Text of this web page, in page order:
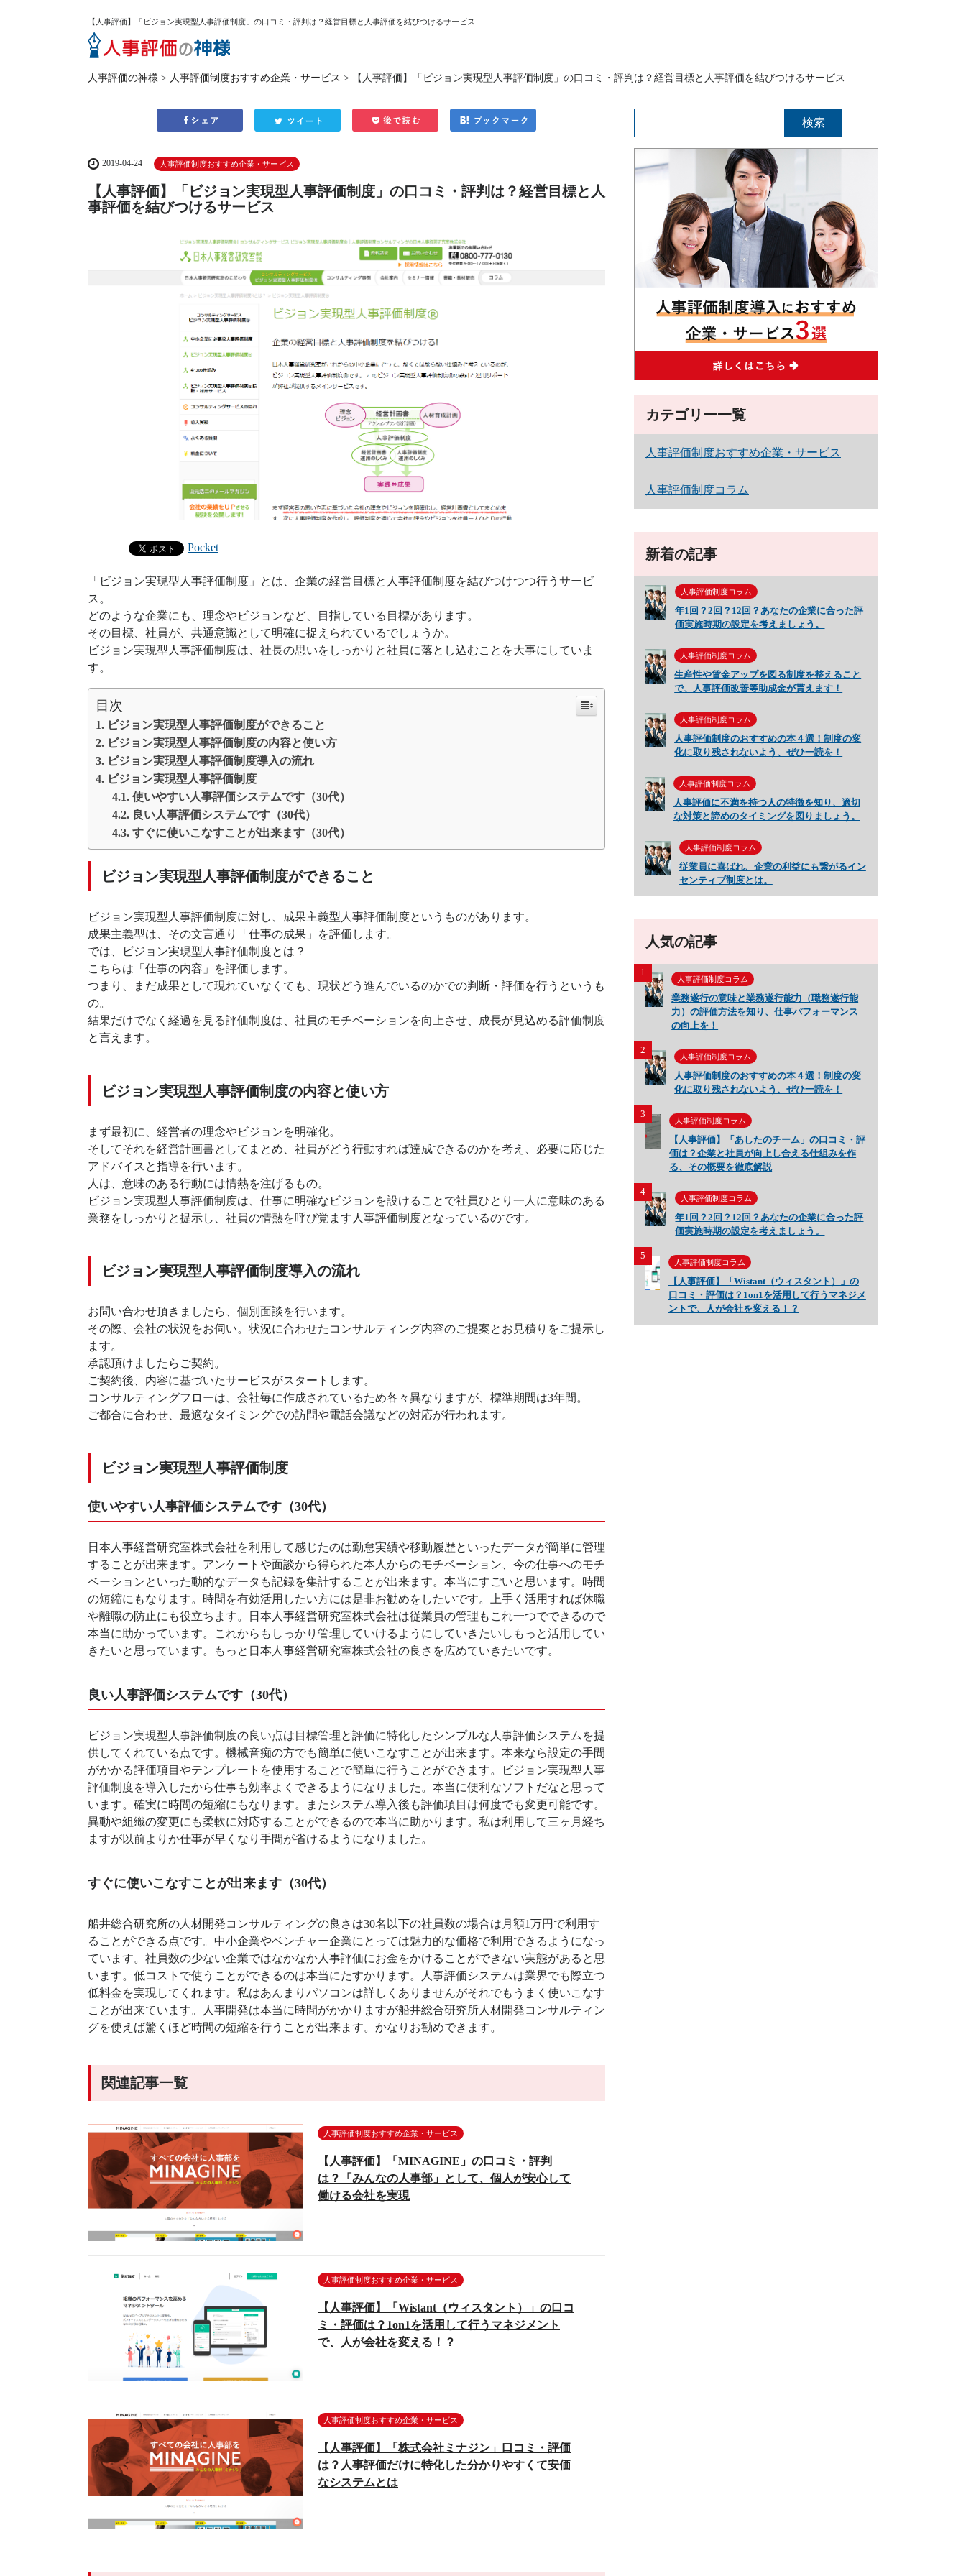
【人事評価】「ビジョン実現型人事評価制度」の口コミ・評判は？経営目標と人事評価を結びつけるサービス
人事評価の神様 > 人事評価制度おすすめ企業・サービス > 【人事評価】「ビジョン実現型人事評価制度」の口コミ・評判は？経営目標と人事評価を結びつけるサービス
2019-04-24 人事評価制度おすすめ企業・サービス
【人事評価】「ビジョン実現型人事評価制度」の口コミ・評判は？経営目標と人
事評価を結びつけるサービス
Pocket
「ビジョン実現型人事評価制度」とは、企業の経営目標と人事評価制度を結びつけつつ行うサービ
ス。
どのような企業にも、理念やビジョンなど、目指している目標があります。
その目標、社員が、共通意識として明確に捉えられているでしょうか。
ビジョン実現型人事評価制度は、社長の思いをしっかりと社員に落とし込むことを大事にしていま
す。
目次
ビジョン実現型人事評価制度ができること
ビジョン実現型人事評価制度の内容と使い方
ビジョン実現型人事評価制度導入の流れ
ビジョン実現型人事評価制度
使いやすい人事評価システムです（30代）
良い人事評価システムです（30代）
すぐに使いこなすことが出来ます（30代）
ビジョン実現型人事評価制度ができること
ビジョン実現型人事評価制度に対し、成果主義型人事評価制度というものがあります。
成果主義型は、その文言通り「仕事の成果」を評価します。
では、ビジョン実現型人事評価制度とは？
こちらは「仕事の内容」を評価します。
つまり、まだ成果として現れていなくても、現状どう進んでいるのかでの判断・評価を行うというも
の。
結果だけでなく経過を見る評価制度は、社員のモチベーションを向上させ、成長が見込める評価制度
と言えます。
ビジョン実現型人事評価制度の内容と使い方
まず最初に、経営者の理念やビジョンを明確化。
そしてそれを経営計画書としてまとめ、社員がどう行動すれば達成できるのかを考え、必要に応じた
アドバイスと指導を行います。
人は、意味のある行動には情熱を注げるもの。
ビジョン実現型人事評価制度は、仕事に明確なビジョンを設けることで社員ひとり一人に意味のある
業務をしっかりと提示し、社員の情熱を呼び覚ます人事評価制度となっているのです。
ビジョン実現型人事評価制度導入の流れ
お問い合わせ頂きましたら、個別面談を行います。
その際、会社の状況をお伺い。状況に合わせたコンサルティング内容のご提案とお見積りをご提示し
ます。
承認頂けましたらご契約。
ご契約後、内容に基づいたサービスがスタートします。
コンサルティングフローは、会社毎に作成されているため各々異なりますが、標準期間は3年間。
ご都合に合わせ、最適なタイミングでの訪問や電話会議などの対応が行われます。
ビジョン実現型人事評価制度
使いやすい人事評価システムです（30代）
日本人事経営研究室株式会社を利用して感じたのは勤怠実績や移動履歴といったデータが簡単に管理
することが出来ます。アンケートや面談から得られた本人からのモチベーション、今の仕事へのモチ
ベーションといった動的なデータも記録を集計することが出来ます。本当にすごいと思います。時間
の短縮にもなります。時間を有効活用したい方には是非お勧めをしたいです。上手く活用すれば休職
や離職の防止にも役立ちます。日本人事経営研究室株式会社は従業員の管理もこれ一つでできるので
本当に助かっています。これからもしっかり管理していけるようにしていきたいしもっと活用してい
きたいと思っています。もっと日本人事経営研究室株式会社の良さを広めていきたいです。
良い人事評価システムです（30代）
ビジョン実現型人事評価制度の良い点は目標管理と評価に特化したシンプルな人事評価システムを提
供してくれている点です。機械音痴の方でも簡単に使いこなすことが出来ます。本来なら設定の手間
がかかる評価項目やテンプレートを使用することで簡単に行うことができます。ビジョン実現型人事
評価制度を導入したから仕事も効率よくできるようになりました。本当に便利なソフトだなと思って
います。確実に時間の短縮にもなります。またシステム導入後も評価項目は何度でも変更可能です。
異動や組織の変更にも柔軟に対応することができるので本当に助かります。私は利用して三ヶ月経ち
ますが以前よりか仕事が早くなり手間が省けるようになりました。
すぐに使いこなすことが出来ます（30代）
船井総合研究所の人材開発コンサルティングの良さは30名以下の社員数の場合は月額1万円で利用す
ることができる点です。中小企業やベンチャー企業にとっては魅力的な価格で利用できるようになっ
ています。社員数の少ない企業ではなかなか人事評価にお金をかけることができない実態があると思
います。低コストで使うことができるのは本当にたすかります。人事評価システムは業界でも際立つ
低料金を実現してくれます。私はあんまりパソコンは詳しくありませんがそれでもうまく使いこなす
ことが出来ています。人事開発は本当に時間がかかりますが船井総合研究所人材開発コンサルティン
グを使えば驚くほど時間の短縮を行うことが出来ます。かなりお勧めできます。
関連記事一覧
人事評価制度おすすめ企業・サービス
【人事評価】「MINAGINE」の口コミ・評判
は？「みんなの人事部」として、個人が安心して
働ける会社を実現
人事評価制度おすすめ企業・サービス
【人事評価】「Wistant（ウィスタント）」の口コ
ミ・評価は？1on1を活用して行うマネジメント
で、人が会社を変える！？
人事評価制度おすすめ企業・サービス
【人事評価】「株式会社ミナジン」口コミ・評価
は？人事評価だけに特化した分かりやすくて安価
なシステムとは
カテゴリー一覧
人事評価制度おすすめ企業・サービス
人事評価制度コラム
新着の記事
人事評価制度コラム
年1回？2回？12回？あなたの企業に合った評
価実施時期の設定を考えましょう。
人事評価制度コラム
生産性や賃金アップを図る制度を整えること
で、人事評価改善等助成金が貰えます！
人事評価制度コラム
人事評価制度のおすすめの本４選！制度の変
化に取り残されないよう、ぜひ一読を！
人事評価制度コラム
人事評価に不満を持つ人の特徴を知り、適切
な対策と諦めのタイミングを図りましょう。
人事評価制度コラム
従業員に喜ばれ、企業の利益にも繋がるイン
センティブ制度とは。
人気の記事
1
人事評価制度コラム
業務遂行の意味と業務遂行能力（職務遂行能
力）の評価方法を知り、仕事パフォーマンス
の向上を！
2
人事評価制度コラム
人事評価制度のおすすめの本４選！制度の変
化に取り残されないよう、ぜひ一読を！
3
人事評価制度コラム
【人事評価】「あしたのチーム」の口コミ・評
価は？企業と社員が向上し合える仕組みを作
る、その概要を徹底解説
4
人事評価制度コラム
年1回？2回？12回？あなたの企業に合った評
価実施時期の設定を考えましょう。
5
人事評価制度コラム
【人事評価】「Wistant（ウィスタント）」の
口コミ・評価は？1on1を活用して行うマネジメ
ントで、人が会社を変える！？